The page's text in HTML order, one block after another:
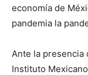
economía de
pandemia la
Ante la presencia
Instituto